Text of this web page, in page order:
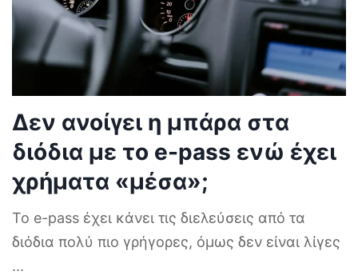
Δεν ανοίγει η μπάρα στα
διόδια με το e-pass ενώ έχει
χρήματα «μέσα»;
Το e-pass έχει κάνει τις διελεύσεις από τα
διόδια πολύ πιο γρήγορες, όμως δεν είναι λίγες
...